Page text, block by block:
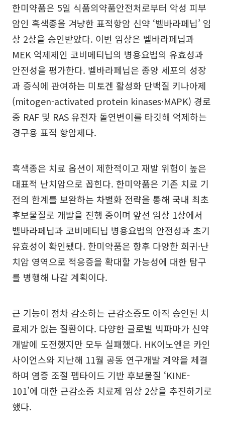
한미약품은 5일 식품의약품안전처로부터 악성 피부
암인 흑색종을 겨냥한 표적항암 신약 ‘벨바라페닙’ 임
상 2상을 승인받았다. 이번 임상은 벨바라페닙과
MEK 억제제인 코비메티닙의 병용요법의 유효성과
안전성을 평가한다. 벨바라페닙은 종양 세포의 성장
과 증식에 관여하는 미토겐 활성화 단백질 키나아제
(mitogen-activated protein kinases·MAPK) 경로
중 RAF 및 RAS 유전자 돌연변이를 타깃해 억제하는
경구용 표적 항암제다.
흑색종은 치료 옵션이 제한적이고 재발 위험이 높은
대표적 난치암으로 꼽힌다. 한미약품은 기존 치료 기
전의 한계를 보완하는 차별화 전략을 통해 국내 최초
후보물질로 개발을 진행 중이며 앞선 임상 1상에서
벨바라페닙과 코비메티닙 병용요법의 안전성과 초기
유효성이 확인됐다. 한미약품은 향후 다양한 희귀·난
치암 영역으로 적응증을 확대할 가능성에 대한 탐구
를 병행해 나갈 계획이다.
근 기능이 점차 감소하는 근감소증도 아직 승인된 치
료제가 없는 질환이다. 다양한 글로벌 빅파마가 신약
개발에 도전했지만 모두 실패했다. HK이노엔은 카인
사이언스와 지난해 11월 공동 연구개발 계약을 체결
하며 염증 조절 펩타이드 기반 후보물질 ‘KINE-
101’에 대한 근감소증 치료제 임상 2상을 추진하기로
했다.